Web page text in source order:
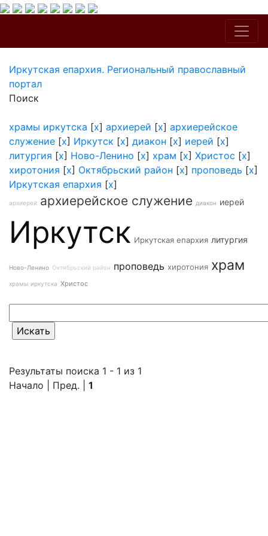
Иркутская епархия. Региональный православный
портал
Поиск
храмы иркутска [x] архиерей [x] архиерейское
служение [x] Иркутск [x] диакон [x] иерей [x]
литургия [x] Ново-Ленино [x] храм [x] Христос [x]
хиротония [x] Октябрьский район [x] проповедь [x]
Иркутская епархия [x]
архиерей архиерейское служение диакон иерей
Иркутск Иркутская епархия литургия
Ново-Ленино Октябрьский район проповедь хиротония храм
храмы иркутска Христос
Результаты поиска 1 - 1 из 1
Начало | Пред. | 1